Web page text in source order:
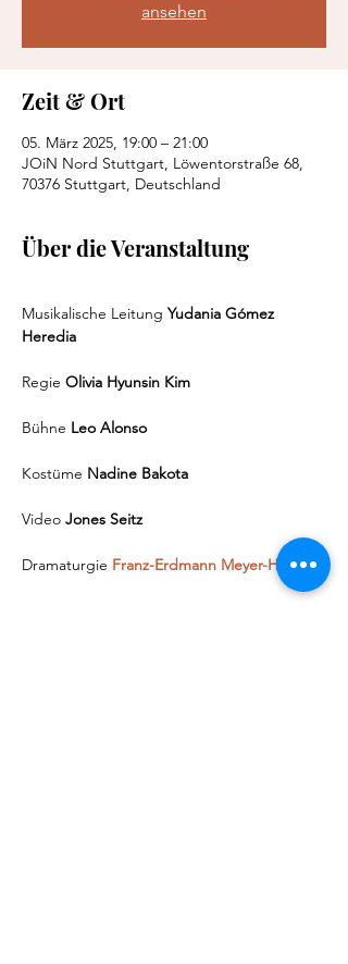
ansehen
Zeit & Ort
05. März 2025, 19:00 – 21:00
JOiN Nord Stuttgart, Löwentorstraße 68,
70376 Stuttgart, Deutschland
Über die Veranstaltung
Musikalische Leitung Yudania Gómez
Heredia
Regie Olivia Hyunsin Kim
Bühne Leo Alonso
Kostüme Nadine Bakota
Video Jones Seitz
Dramaturgie Franz-Erdmann Meyer-Herder